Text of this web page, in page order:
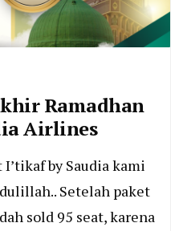
Ramadhan
Airlines
I’tikaf by Saudia kami
Setelah paket
sold 95 seat, karena